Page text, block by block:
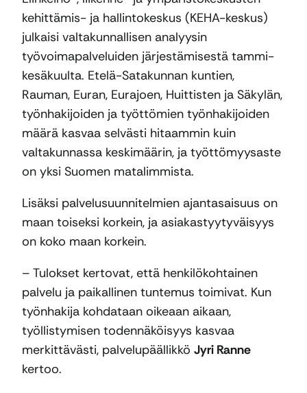
kehittämis- ja hallintokeskus (KEHA-keskus)
julkaisi valtakunnallisen analyysin
työvoimapalveluiden järjestämisestä tammi-
kesäkuulta. Etelä-Satakunnan kuntien,
Rauman, Euran, Eurajoen, Huittisten ja Säkylän,
työnhakijoiden ja työttömien työnhakijoiden
määrä kasvaa selvästi hitaammin kuin
valtakunnassa keskimäärin, ja työttömyysaste
on yksi Suomen matalimmista.
Lisäksi palvelusuunnitelmien ajantasaisuus on
maan toiseksi korkein, ja asiakastyytyväisyys
on koko maan korkein.
– Tulokset kertovat, että henkilökohtainen
palvelu ja paikallinen tuntemus toimivat. Kun
työnhakija kohdataan oikeaan aikaan,
työllistymisen todennäköisyys kasvaa
merkittävästi, palvelupäällikkö Jyri Ranne
kertoo.